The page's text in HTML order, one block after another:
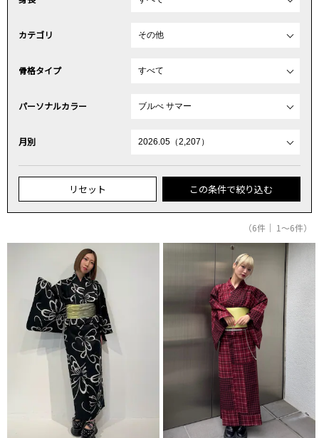
カテゴリ
骨格タイプ
パーソナルカラー
月別
リセット この条件で絞り込む
（6件｜ 1～6件）